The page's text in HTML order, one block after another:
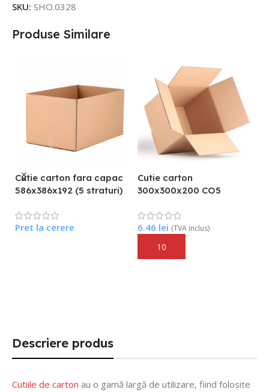
Descriere produs
Cutiile de carton au o gamă largă de utilizare, fiind folosite
SKU: SHO.0328
Produse Similare
Cutie carton fara capac
586x386x192 (5 straturi)
Pret la cerere
Cutie carton
300x300x200 CO5
6.46 lei (TVA inclus)
Adaugă În Coș